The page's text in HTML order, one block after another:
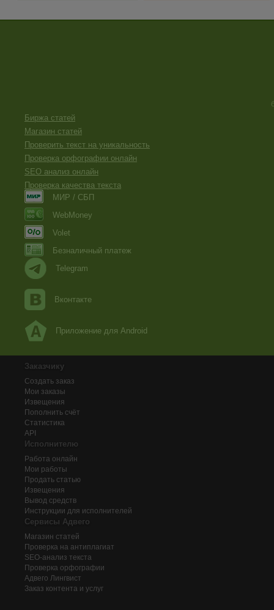
Биржа статей
Магазин статей
Проверить текст на уникальность
Проверка орфографии онлайн
SEO анализ онлайн
Проверка качества текста
МИР / СБП
WebMoney
Volet
Безналичный платеж
Telegram
Вконтакте
Приложение для Android
Заказчику
Создать заказ
Мои заказы
Извещения
Пополнить счёт
Статистика
API
Исполнителю
Работа онлайн
Мои работы
Продать статью
Извещения
Вывод средств
Инструкции для исполнителей
Сервисы Адвего
Магазин статей
Проверка на антиплагиат
SEO-анализ текста
Проверка орфографии
Адвего Лингвист
Заказ контента и услуг